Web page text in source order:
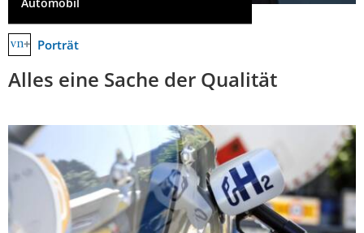
Porträt
Alles eine Sache der Qualität